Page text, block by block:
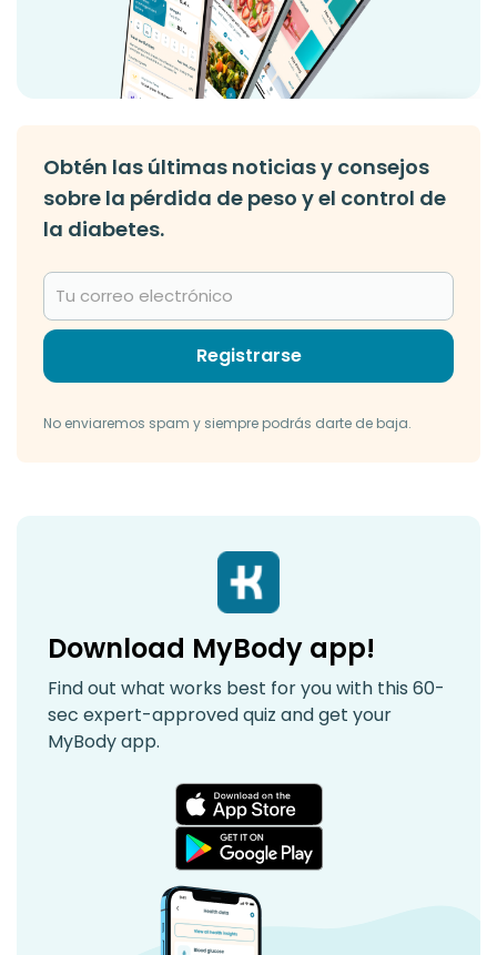
Obtén las últimas noticias y consejos
sobre la pérdida de peso y el control de
la diabetes.
Registrarse
No enviaremos spam y siempre podrás darte de baja.
Download MyBody app!
Find out what works best for you with this 60-
sec expert-approved quiz and get your
MyBody app.